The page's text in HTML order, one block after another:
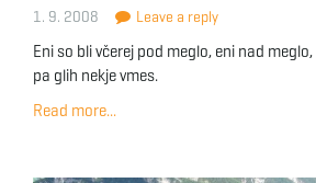
1. 9. 2008 Leave a reply
Eni so bli včerej pod meglo, eni nad
pa glih nekje vmes.
Read more...